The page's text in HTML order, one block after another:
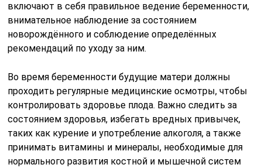
включают в себя правильное ведение беременности,
внимательное наблюдение за состоянием
новорождённого и соблюдение определённых
рекомендаций по уходу за ним.
Во время беременности будущие матери должны
проходить регулярные медицинские осмотры, чтобы
контролировать здоровье плода. Важно следить за
состоянием здоровья, избегать вредных привычек,
таких как курение и употребление алкоголя, а также
принимать витамины и минералы, необходимые для
нормального развития костной и мышечной систем